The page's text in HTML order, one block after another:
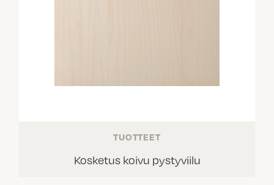
TUOTTEET
Kosketus koivu pystyviilu